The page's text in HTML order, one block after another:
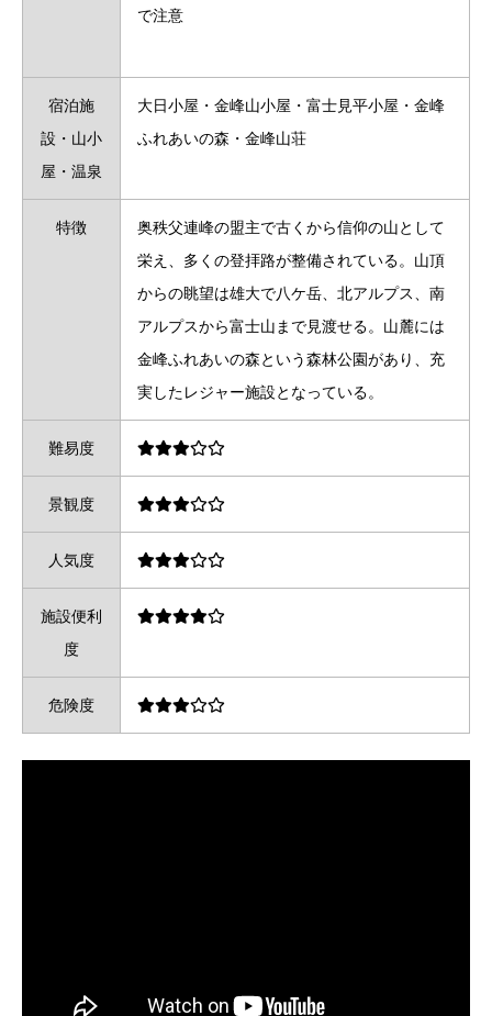
で注意
宿泊施
設・山小
屋・温泉
大日小屋・金峰山小屋・富士見平小屋・金峰
ふれあいの森・金峰山荘
特徴
奥秩父連峰の盟主で古くから信仰の山として
栄え、多くの登拝路が整備されている。山頂
からの眺望は雄大で八ケ岳、北アルプス、南
アルプスから富士山まで見渡せる。山麓には
金峰ふれあいの森という森林公園があり、充
実したレジャー施設となっている。
難易度
景観度
人気度
施設便利
度
危険度